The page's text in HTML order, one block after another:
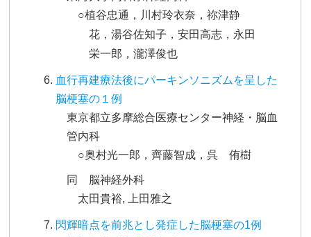
○植谷忠通，川村玲衣奈，祢津静
花，湯谷佐知子，安田高志，永田
栄一郎，瀧澤俊也
血行再建療法後にパーキンソニズムを呈した
脳梗塞の１例
東京都立多摩総合医療センター神経・脳血
管内科
○奥村光一郎，齊藤智成，呉 侑樹
同 脳神経外科
太田貴裕, 上田雅之
閃輝暗点を前兆とし発症した脳梗塞の1例